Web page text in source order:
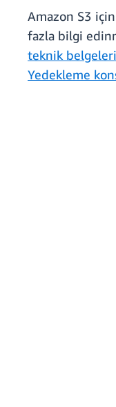
Amazon S3
fazla bilgi
teknik belgeleri
Yedekleme